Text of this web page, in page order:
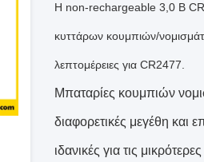
Η non-rechargeable 3,0 Β
κυττάρων κουμπιών/
λεπτομέρειες για CR2477.
Μπαταρίες κουμπιών
διαφορετικές μεγέθη και
ιδανικές για τις